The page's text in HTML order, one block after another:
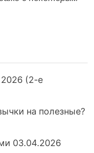
(2-е
на полезные?
03.04.2026